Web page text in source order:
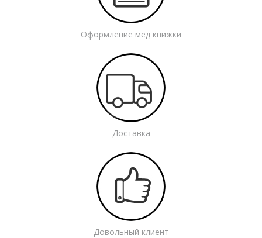
Оформление мед книжки
Доставка
Довольный клиент